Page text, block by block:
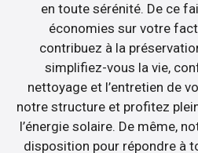
en toute sérénité. De ce
économies sur votre
contribuez à la
simplifiez-vous la vie,
nettoyage et l’entretien de
notre structure et profitez
l’énergie solaire. De même,
disposition pour répondre à